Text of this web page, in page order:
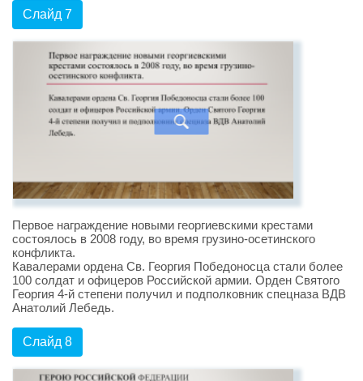
Слайд 7
Первое награждение новыми георгиевскими крестами
состоялось в 2008 году, во время грузино-осетинского
конфликта.
Кавалерами ордена Св. Георгия Победоносца стали более
100 солдат и офицеров Российской армии. Орден Святого
Георгия 4-й степени получил и подполковник спецназа ВДВ
Анатолий Лебедь.
Слайд 8